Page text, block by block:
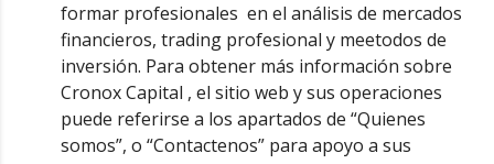
formar profesionales en el análisis de mercados
financieros, trading profesional y meetodos de
inversión. Para obtener más información sobre
Cronox Capital , el sitio web y sus operaciones
puede referirse a los apartados de “Quienes
somos”, o “Contactenos” para apoyo a sus